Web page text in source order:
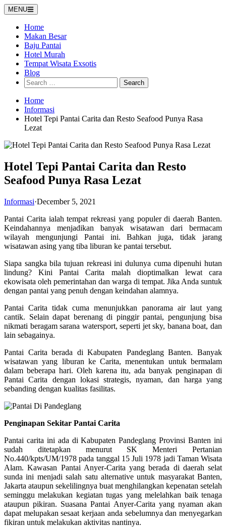
Skip
to
content
MENU
Home
Makan Besar
Baju Pantai
Hotel Murah
Tempat Wisata Exsotis
Blog
Search
for:
Home
Informasi
Hotel Tepi Pantai Carita dan Resto Seafood Punya Rasa
Lezat
Hotel Tepi Pantai Carita dan Resto
Seafood Punya Rasa Lezat
Informasi·December 5, 2021
Pantai Carita ialah tempat rekreasi yang populer di daerah Banten.
Keindahannya menjadikan banyak wisatawan dari bermacam
wilayah mengunjungi Pantai ini. Bahkan juga, tidak jarang
wisatawan asing yang tiba liburan ke pantai tersebut.
Siapa sangka bila tujuan rekreasi ini dulunya cuma dipenuhi hutan
lindung? Kini Pantai Carita malah dioptimalkan lewat cara
ekowisata oleh pemerintahan dan warga di tempat. Jika Anda suntuk
dengan pantai yang penuh dengan keindahan alamnya.
Pantai Carita tidak cuma menunjukkan panorama air laut yang
cantik. Selain dapat berenang di pinggir pantai, pengunjung bisa
nikmati beragam sarana watersport, seperti jet sky, banana boat, dan
lain sebagainya.
Pantai Carita berada di Kabupaten Pandeglang Banten. Banyak
wisatawan yang liburan ke Carita, menentukan untuk bermalam
dalam beberapa hari. Oleh karena itu, ada banyak penginapan di
Pantai Carita dengan lokasi strategis, nyaman, dan harga yang
sebanding dengan kualitas fasilitas.
Penginapan Sekitar Pantai Carita
Pantai carita ini ada di Kabupaten Pandeglang Provinsi Banten ini
sudah ditetapkan menurut SK Menteri Pertanian
No.440/kpts/UM/1978 pada tanggal 15 Juli 1978 jadi Taman Wisata
Alam. Kawasan Pantai Anyer-Carita yang berada di daerah selat
sunda ini menjadi salah satu alternative untuk masyarakat Banten,
Jakarta ataupun sekelilingnya buat menghilangkan kepenatan setelah
seminggu melakukan kegiatan tugas yang melelahkan baik tenaga
ataupun pikiran. Suasana Pantai Anyer-Carita yang nyaman akan
dapat melupakan sesaat kerjaan anda sebelumnya dan menyegarkan
fikiran untuk melakukan aktivitas nantinya.